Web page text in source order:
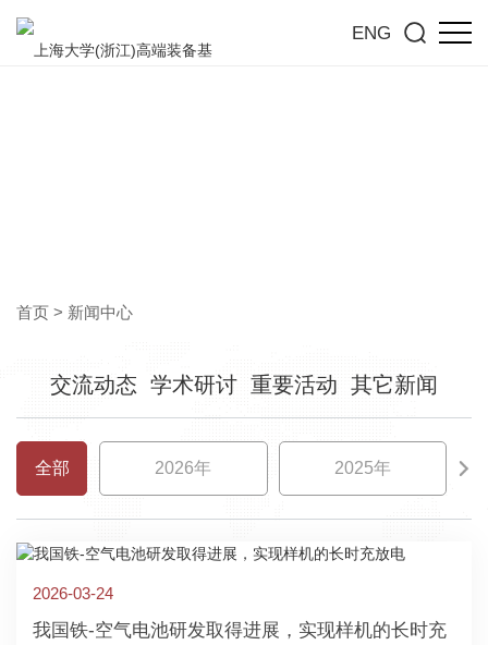
ENG
首页 > 新闻中心
交流动态 学术研讨 重要活动 其它新闻
全部 2026年 2025年
2026-03-24
我国铁-空气电池研发取得进展，实现样机的长时充